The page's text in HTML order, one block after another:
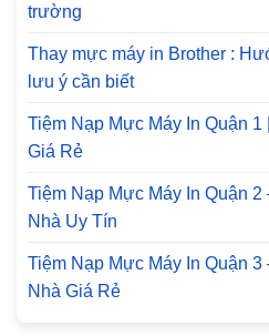
trường
Thay mực máy in Brother :
lưu ý cần biết
Tiệm Nạp Mực Máy In Quận
Giá Rẻ
Tiệm Nạp Mực Máy In Quận
Nhà Uy Tín
Tiệm Nạp Mực Máy In Quận
Nhà Giá Rẻ